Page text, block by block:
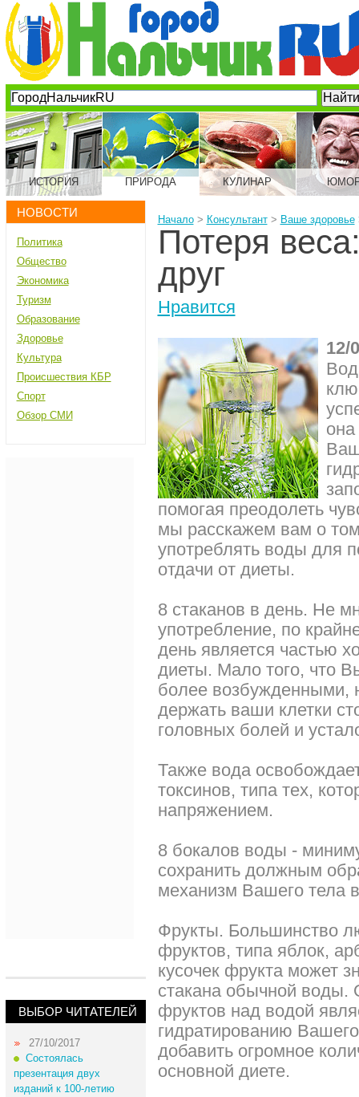
ИСТОРИЯ ПРИРОДА КУЛИНАР
НОВОСТИ
Политика
Общество
Экономика
Туризм
Образование
Здоровье
Культура
Происшествия КБР
Спорт
Обзор СМИ
ВЫБОР ЧИТАТЕЛЕЙ
27/10/2017
Состоялась
презентация двух
изданий к 100-летию
Начало> Консультант> Ваше здоровье
Потеря
друг
Нравится
12/
помогая преодолеть
мы расскажем вам о
употреблять воды для
отдачи от диеты.
8 стаканов в день. Не
употребление, по
день является частью
диеты. Мало того, что
более возбужденными,
держать ваши клетки
головных болей и
Также вода
токсинов, типа тех,
напряжением.
8 бокалов воды -
сохранить должным
механизм Вашего тела
Фрукты. Большинство
фруктов, типа яблок,
кусочек фрукта может
стакана обычной воды.
фруктов над водой
гидратированию
добавить огромное
основной диете.